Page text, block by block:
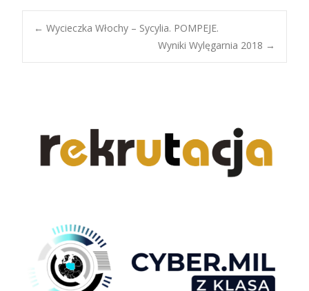
Post
← Wycieczka Włochy – Sycylia. POMPEJE.
Wyniki Wylęgarnia 2018 →